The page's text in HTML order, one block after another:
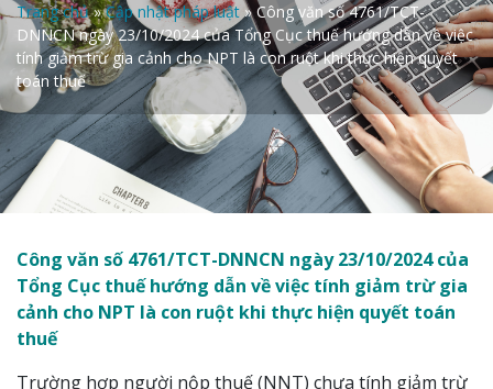
Trang chủ»Cập nhật pháp luật »Công văn số 4761/TCT-
DNNCN ngày 23/10/2024 của Tổng Cục thuế hướng dẫn về việc
tính giảm trừ gia cảnh cho NPT là con ruột khi thực hiện quyết
toán thuế
Công văn số 4761/TCT-DNNCN ngày 23/10/2024 của
Tổng Cục thuế hướng dẫn về việc tính giảm trừ gia
cảnh cho NPT là con ruột khi thực hiện quyết toán
thuế
Trường hợp người nộp thuế (NNT) chưa tính giảm trừ